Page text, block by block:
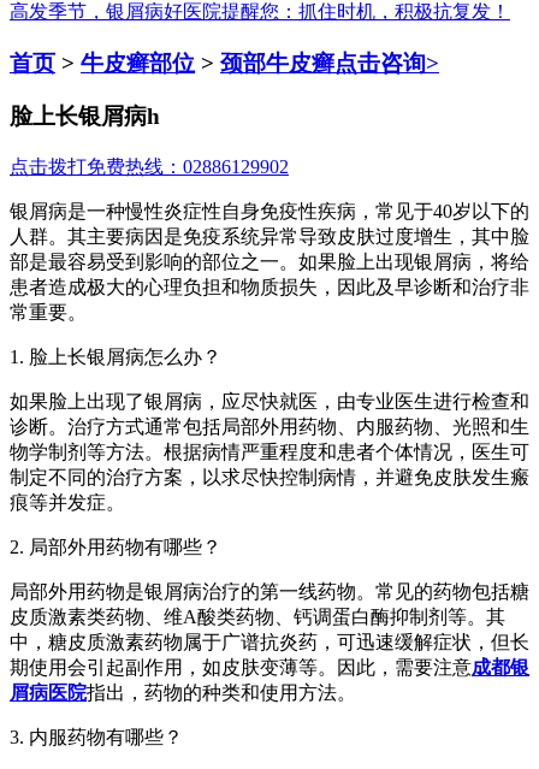
高发季节，银屑病好医院提醒您： 抓住时机，积极抗复发！
首页 > 牛皮癣部位 > 颈部牛皮癣点击咨询>
脸上长银屑病h
点击拨打免费热线：02886129902
银屑病是一种慢性炎症性自身免疫性疾病，常见于40岁以下的
人群。其主要病因是免疫系统异常导致皮肤过度增生，其中脸
部是最容易受到影响的部位之一。如果脸上出现银屑病，将给
患者造成极大的心理负担和物质损失，因此及早诊断和治疗非
常重要。
1. 脸上长银屑病怎么办？
如果脸上出现了银屑病，应尽快就医，由专业医生进行检查和
诊断。治疗方式通常包括局部外用药物、内服药物、光照和生
物学制剂等方法。根据病情严重程度和患者个体情况，医生可
制定不同的治疗方案，以求尽快控制病情，并避免皮肤发生瘢
痕等并发症。
2. 局部外用药物有哪些？
局部外用药物是银屑病治疗的第一线药物。常见的药物包括糖
皮质激素类药物、维A酸类药物、钙调蛋白酶抑制剂等。其
中，糖皮质激素药物属于广谱抗炎药，可迅速缓解症状，但长
期使用会引起副作用，如皮肤变薄等。因此，需要注意成都银
屑病医院指出，药物的种类和使用方法。
3. 内服药物有哪些？